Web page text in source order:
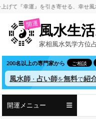
コ
ツ
へ
ス
ッ
『幸運』を引き寄せる、幸せ風水サ
開運風水生活
家相風水気学方位
200名以上の専門家から ご相談
風水師 ・占い師を無料で紹
開運メニュー